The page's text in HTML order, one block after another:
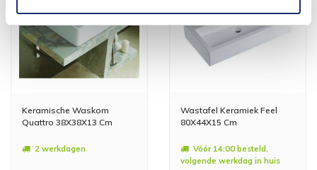
Keramische Waskom
Quattro 38X38X13 Cm
2 werkdagen
Wastafel Keramiek Feel
80X44X15 Cm
Vóór 14:00 besteld,
volgende werkdag in huis